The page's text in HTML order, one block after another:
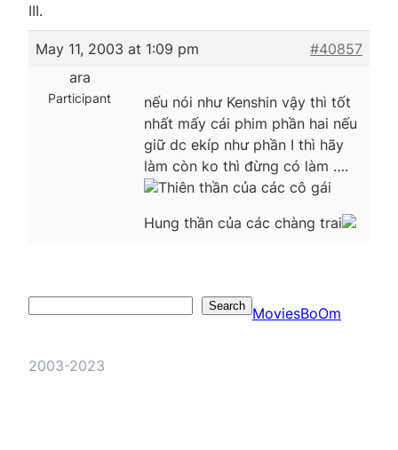
III.
May 11, 2003 at 1:09 pm
#40857
ara
Participant
nếu nói như Kenshin vậy thì tốt
nhất mấy cái phim phần hai nếu
giữ dc ekíp như phần I thì hãy
làm còn ko thì đừng có làm ….
Thiên thần của các cô gái
Hung thần của các chàng trai
Search MoviesBoOm
2003-2023